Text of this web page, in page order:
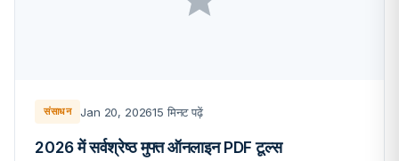
संसाधन Jan 20, 202615 मिनट पढ़ें
2026 में सर्वश्रेष्ठ मुफ्त ऑनलाइन PDF टूल्स